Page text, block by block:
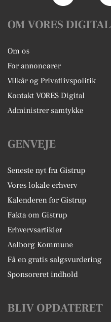
OM VORES DIGITAL
Om os
For annoncører
Vilkår og Privatlivspolitik
Kontakt VORES Digital
Administrer samtykke
GENVEJE
Seneste nyt fra Gistrup
Vores lokale erhverv
Kalenderen for Gistrup
Fakta om Gistrup
Erhvervsartikler
Aalborg Kommune
Få en gratis salgsvurdering
Sponsoreret indhold
BLIV OPDATERET